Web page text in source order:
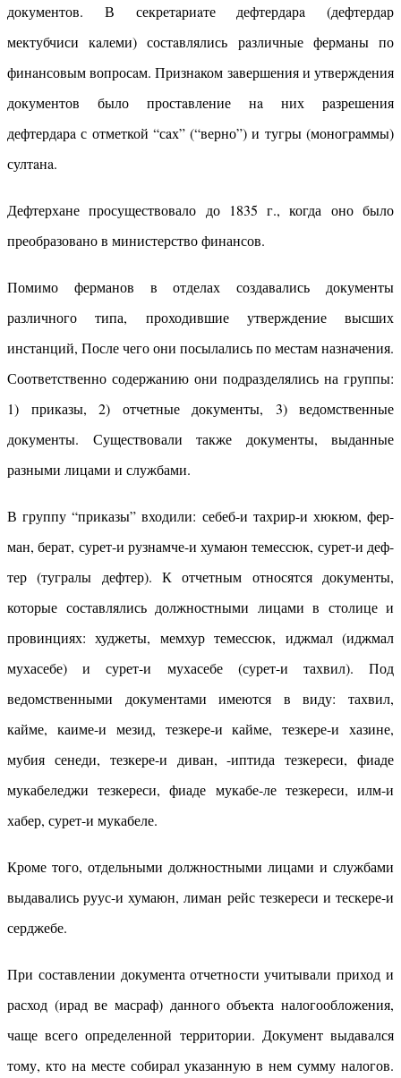
документов. В секретaриaте дефтердaрa (дефтердaр
мектубчиси кaлеми) состaвлялись рaзличные фермaны по
финaнсовым вопросaм. Признaком зaвершения и утверждения
документов было простaвление нa них рaзрешения
дефтердaрa с отметкой “сaх” (“верно”) и тугры (моногрaммы)
султaнa.
Дефтерхане просуществовало до 1835 г., когда оно было
преобразовано в министерство финансов.
Помимо ферманов в отделах создавались документы
различного типа, проходившие утверждение высших
инстанций, После чего они посылались по местам назначения.
Соответственно содержанию они подразделялись на группы:
1) приказы, 2) отчетные документы, 3) ведомственные
документы. Существовали также документы, выданные
разными лицами и службами.
В группу “приказы” входили: себеб-и тахрир-и хюкюм, фер-
ман, берат, сурет-и рузнамче-и хумаюн темессюк, сурет-и деф-
тер (тугралы дефтер). К отчетным относятся документы,
которые составлялись должностными лицами в столице и
провинциях: худжеты, мемхур темессюк, иджмал (иджмал
мухасебе) и сурет-и мухасебе (сурет-и тахвил). Под
ведомственными документами имеются в виду: тахвил,
кайме, каиме-и мезид, тезкере-и кайме, тезкере-и хазине,
мубия сенеди, тезкере-и диван, -иптида тезкереси, фиаде
мукабеледжи тезкереси, фиаде мукабе-ле тезкереси, илм-и
хабер, сурет-и мукабеле.
Кроме того, отдельными должностными лицами и службами
выдавались руус-и хумаюн, лиман рейс тезкереси и тескере-и
серджебе.
При составлении документа отчетности учитывали приход и
расход (ирад ве масраф) данного объекта налогообложения,
чаще всего определенной территории. Документ выдавался
тому, кто на месте собирал указанную в нем сумму налогов.